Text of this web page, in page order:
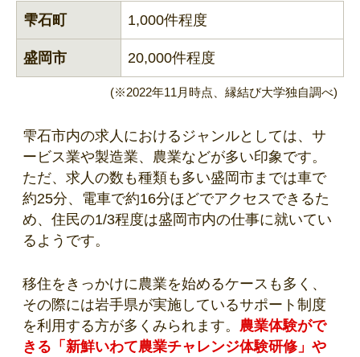
雫石町
1,000件程度
盛岡市 20,000件程度
(※2022年11月時点、縁結び大学独自調べ)
雫石市内の求人におけるジャンルとしては、サ
ービス業や製造業、農業などが多い印象です。
ただ、求人の数も種類も多い盛岡市までは車で
約25分、電車で約16分ほどでアクセスできるた
め、住民の1/3程度は盛岡市内の仕事に就いてい
るようです。
移住をきっかけに農業を始めるケースも多く、
その際には岩手県が実施しているサポート制度
を利用する方が多くみられます。 農業体験がで
きる「新鮮いわて農業チャレンジ体験研修」や